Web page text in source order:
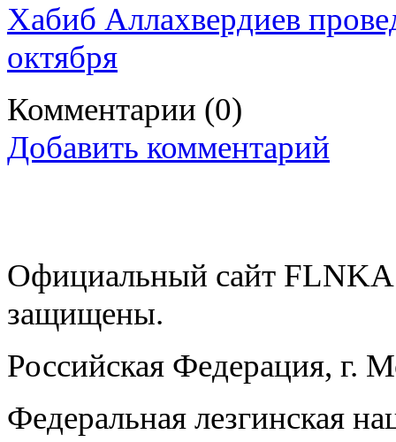
Хабиб Аллахвердиев
октября
Комментарии (0)
Добавить комментарий
Официальный сайт
защищены.
Российская Федерация, г.
Федеральная лезгинская